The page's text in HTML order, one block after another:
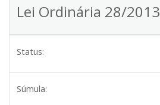
Lei Ordinária 28/2013
Status:
Súmula: